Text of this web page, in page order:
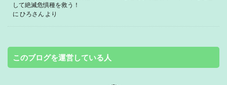
して絶滅危惧種を救う！
に ひろさん より
このブログを運営している人